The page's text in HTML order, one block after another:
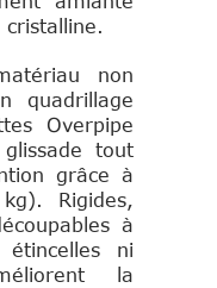
non
quadrillage
Overpipe
tout
grâce à
Rigides,
à
étincelles ni
la